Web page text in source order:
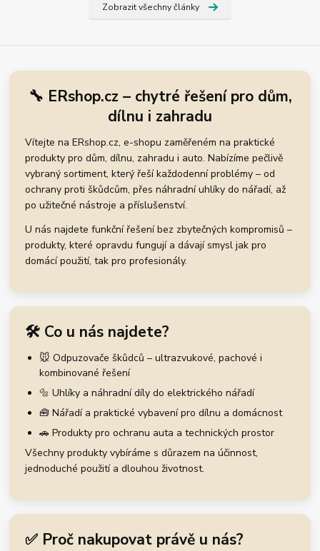
Zobrazit všechny články
🔧 ERshop.cz – chytré řešení pro dům,
dílnu i zahradu
Vítejte na ERshop.cz, e-shopu zaměřeném na praktické
produkty pro dům, dílnu, zahradu i auto. Nabízíme pečlivě
vybraný sortiment, který řeší každodenní problémy – od
ochrany proti škůdcům, přes náhradní uhlíky do nářadí, až
po užitečné nástroje a příslušenství.
U nás najdete funkční řešení bez zbytečných kompromisů –
produkty, které opravdu fungují a dávají smysl jak pro
domácí použití, tak pro profesionály.
🛠️ Co u nás najdete?
🐭 Odpuzovače škůdců – ultrazvukové, pachové i
kombinované řešení
🔩 Uhlíky a náhradní díly do elektrického nářadí
🧰 Nářadí a praktické vybavení pro dílnu a domácnost
🚗 Produkty pro ochranu auta a technických prostor
Všechny produkty vybíráme s důrazem na účinnost,
jednoduché použití a dlouhou životnost.
✅ Proč nakupovat právě u nás?